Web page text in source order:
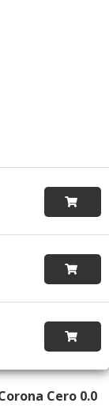
Cero 0.0